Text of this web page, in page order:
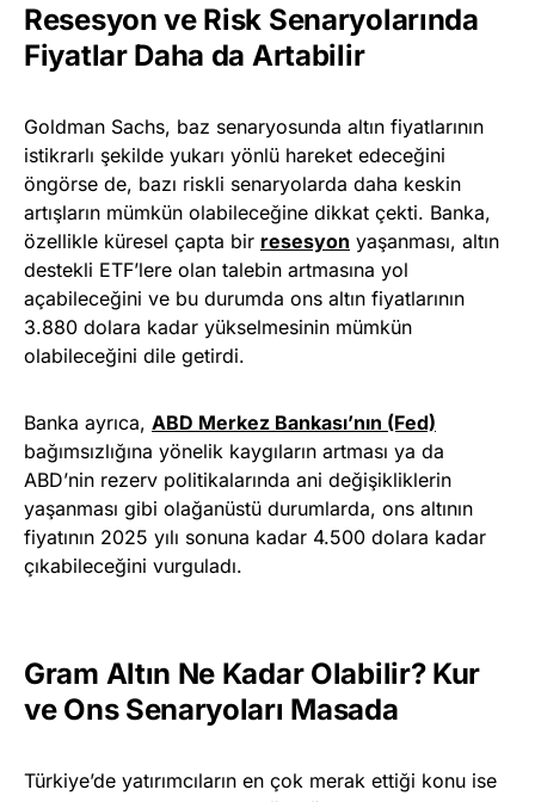
Resesyon ve Risk Senaryolarında
Fiyatlar Daha da Artabilir
Goldman Sachs, baz senaryosunda altın fiyatlarının
istikrarlı şekilde yukarı yönlü hareket edeceğini
öngörse de, bazı riskli senaryolarda daha keskin
artışların mümkün olabileceğine dikkat çekti. Banka,
özellikle küresel çapta bir resesyon yaşanması, altın
destekli ETF’lere olan talebin artmasına yol
açabileceğini ve bu durumda ons altın fiyatlarının
3.880 dolara kadar yükselmesinin mümkün
olabileceğini dile getirdi.
Banka ayrıca, ABD Merkez Bankası’nın (Fed)
bağımsızlığına yönelik kaygıların artması ya da
ABD’nin rezerv politikalarında ani değişikliklerin
yaşanması gibi olağanüstü durumlarda, ons altının
fiyatının 2025 yılı sonuna kadar 4.500 dolara kadar
çıkabileceğini vurguladı.
Gram Altın Ne Kadar Olabilir? Kur
ve Ons Senaryoları Masada
Türkiye’de yatırımcıların en çok merak ettiği konu ise